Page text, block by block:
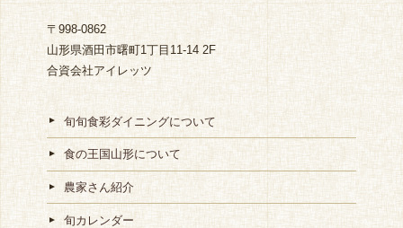
〒998-0862
山形県酒田市曙町1丁目11-14 2F
合資会社アイレッツ
旬旬食彩ダイニングについて
食の王国山形について
農家さん紹介
旬カレンダー